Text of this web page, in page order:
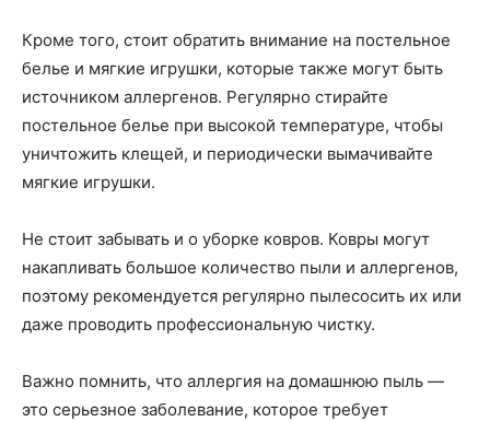
Кроме того, стоит обратить внимание на постельное
белье и мягкие игрушки, которые также могут быть
источником аллергенов. Регулярно стирайте
постельное белье при высокой температуре, чтобы
уничтожить клещей, и периодически вымачивайте
мягкие игрушки.
Не стоит забывать и о уборке ковров. Ковры могут
накапливать большое количество пыли и аллергенов,
поэтому рекомендуется регулярно пылесосить их или
даже проводить профессиональную чистку.
Важно помнить, что аллергия на домашнюю пыль —
это серьезное заболевание, которое требует